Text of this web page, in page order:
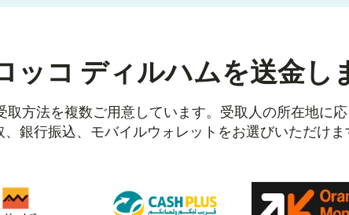
ッコ ディルハムを送金し
方法を複数ご用意しています。受取人の所在地に
銀行振込、モバイルウォレットをお選びいただけま